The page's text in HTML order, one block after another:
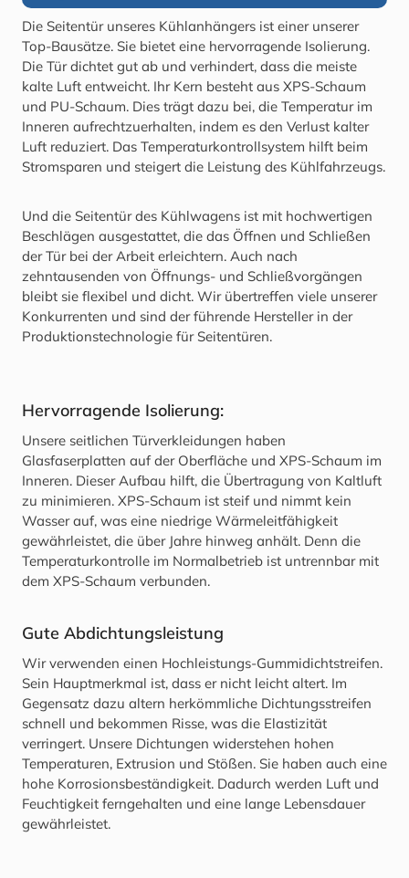
Die Seitentür unseres Kühlanhängers ist einer unserer
Top-Bausätze. Sie bietet eine hervorragende Isolierung.
Die Tür dichtet gut ab und verhindert, dass die meiste
kalte Luft entweicht. Ihr Kern besteht aus XPS-Schaum
und PU-Schaum. Dies trägt dazu bei, die Temperatur im
Inneren aufrechtzuerhalten, indem es den Verlust kalter
Luft reduziert. Das Temperaturkontrollsystem hilft beim
Stromsparen und steigert die Leistung des Kühlfahrzeugs.
Und die Seitentür des Kühlwagens ist mit hochwertigen
Beschlägen ausgestattet, die das Öffnen und Schließen
der Tür bei der Arbeit erleichtern. Auch nach
zehntausenden von Öffnungs- und Schließvorgängen
bleibt sie flexibel und dicht. Wir übertreffen viele unserer
Konkurrenten und sind der führende Hersteller in der
Produktionstechnologie für Seitentüren.
Hervorragende Isolierung:
Unsere seitlichen Türverkleidungen haben
Glasfaserplatten auf der Oberfläche und XPS-Schaum im
Inneren. Dieser Aufbau hilft, die Übertragung von Kaltluft
zu minimieren. XPS-Schaum ist steif und nimmt kein
Wasser auf, was eine niedrige Wärmeleitfähigkeit
gewährleistet, die über Jahre hinweg anhält. Denn die
Temperaturkontrolle im Normalbetrieb ist untrennbar mit
dem XPS-Schaum verbunden.
Gute Abdichtungsleistung
Wir verwenden einen Hochleistungs-Gummidichtstreifen.
Sein Hauptmerkmal ist, dass er nicht leicht altert. Im
Gegensatz dazu altern herkömmliche Dichtungsstreifen
schnell und bekommen Risse, was die Elastizität
verringert. Unsere Dichtungen widerstehen hohen
Temperaturen, Extrusion und Stößen. Sie haben auch eine
hohe Korrosionsbeständigkeit. Dadurch werden Luft und
Feuchtigkeit ferngehalten und eine lange Lebensdauer
gewährleistet.